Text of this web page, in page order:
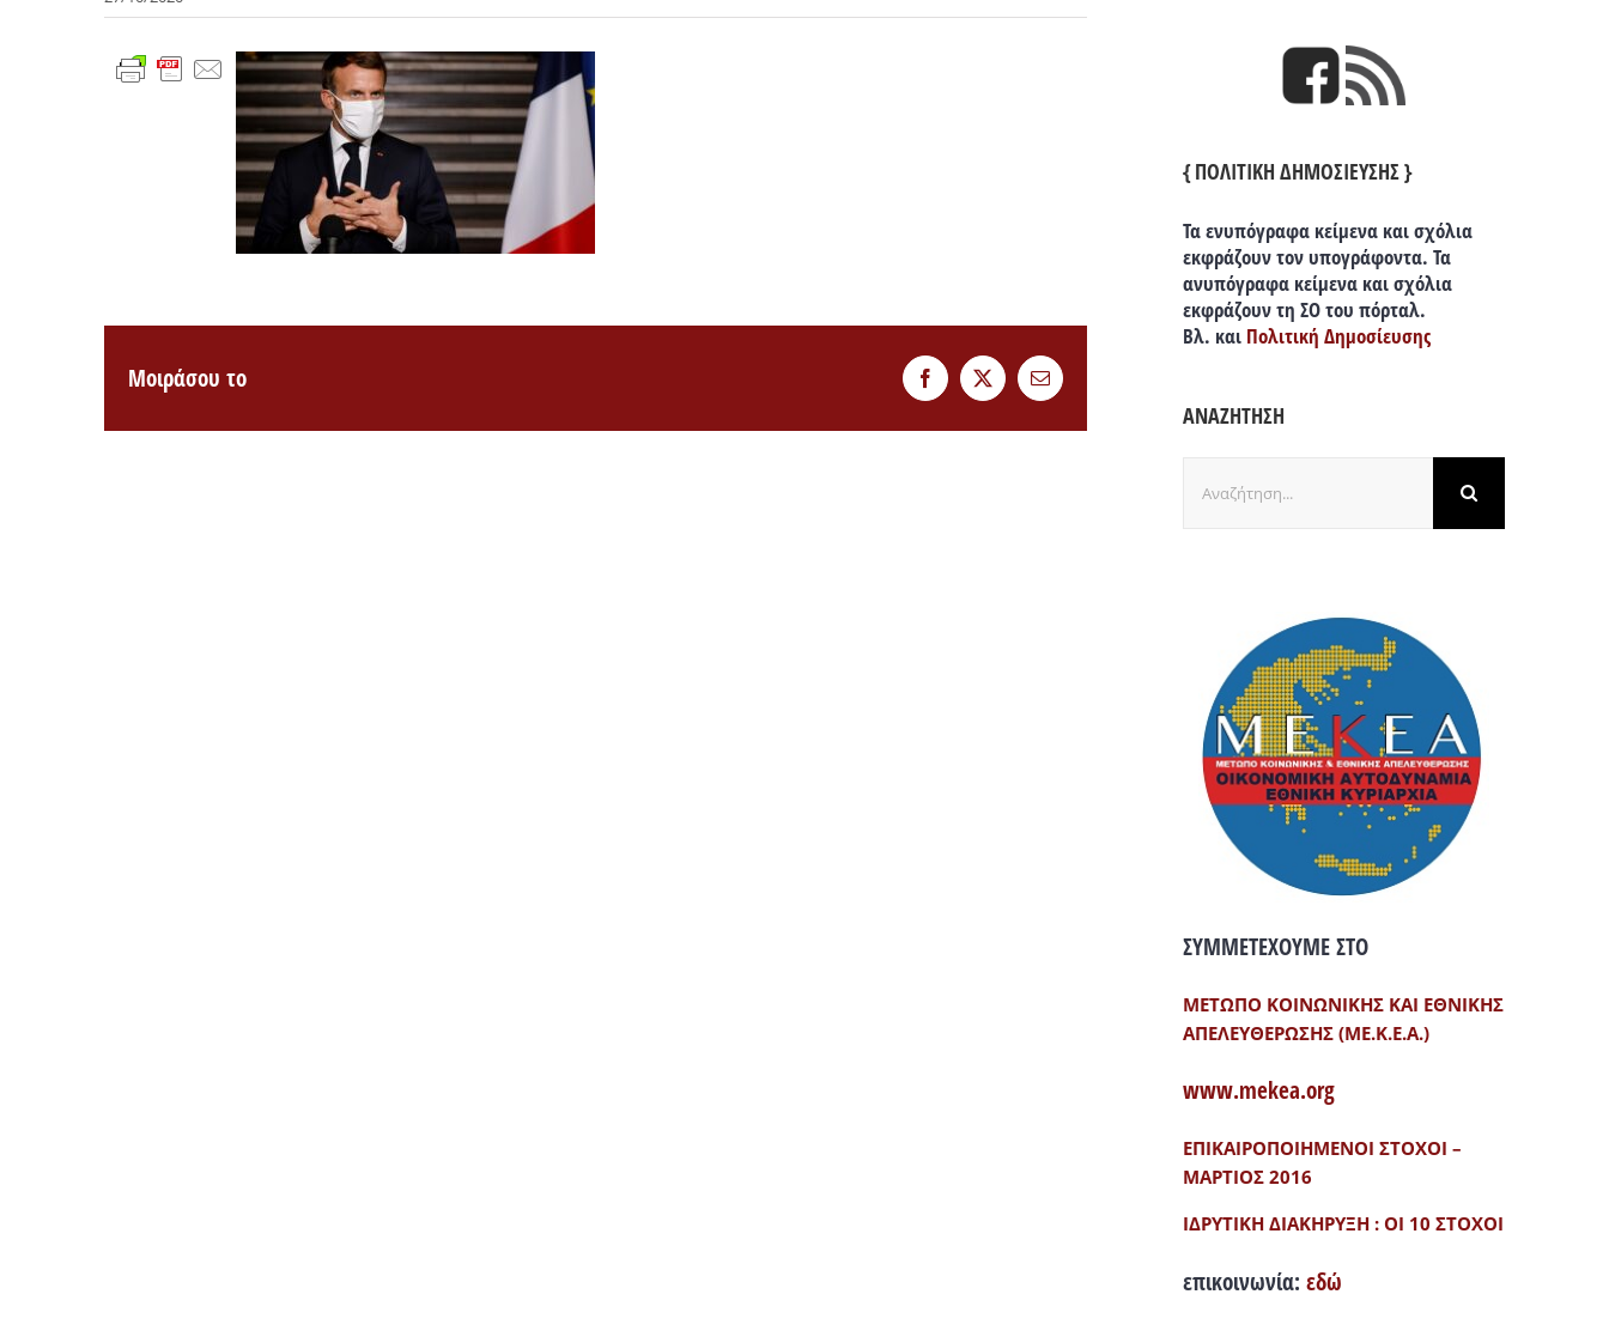
Μοιράσου το FacebookTwitterEmail
{ ΠΟΛΙΤΙΚΗ ΔΗΜΟΣΙΕΥΣΗΣ }
Τα ενυπόγραφα κείμενα και σχόλια
εκφράζουν τον υπογράφοντα. Τα
ανυπόγραφα κείμενα και σχόλια
εκφράζουν τη ΣΟ του πόρταλ.
Βλ. και Πολιτική Δημοσίευσης
ΑΝΑΖΗΤΗΣΗ
για:
ΣΥΜΜΕΤΕΧΟΥΜΕ ΣΤΟ
ΜΕΤΩΠΟ ΚΟΙΝΩΝΙΚΗΣ ΚΑΙ ΕΘΝΙΚΗΣ
ΑΠΕΛΕΥΘΕΡΩΣΗΣ (ΜΕ.Κ.Ε.Α.)
www.mekea.org
ΕΠΙΚΑΙΡΟΠΟΙΗΜΕΝΟΙ ΣΤΟΧΟΙ –
ΜΑΡΤΙΟΣ 2016
ΙΔΡΥΤΙΚΗ ΔΙΑΚΗΡΥΞΗ : ΟΙ 10 ΣΤΟΧΟΙ
επικοινωνία: εδώ